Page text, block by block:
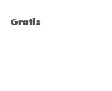
Gratis